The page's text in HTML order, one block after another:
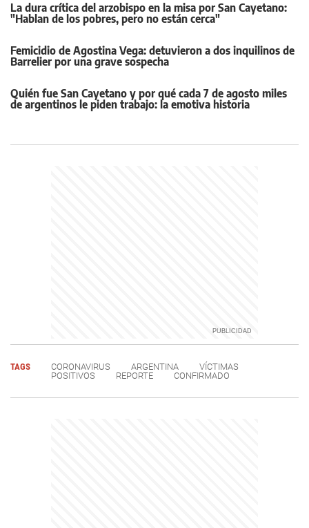
La dura crítica del arzobispo en la misa por San Cayetano:
"Hablan de los pobres, pero no están cerca"
Femicidio de Agostina Vega: detuvieron a dos inquilinos de
Barrelier por una grave sospecha
Quién fue San Cayetano y por qué cada 7 de agosto miles
de argentinos le piden trabajo: la emotiva historia
TAGS CORONAVIRUS ARGENTINA
VÍCTIMAS
POSITIVOS
REPORTE CONFIRMADO